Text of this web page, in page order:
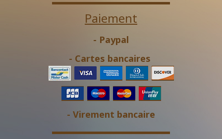
Paiement
- Paypal
- Cartes bancaires
- Virement bancaire